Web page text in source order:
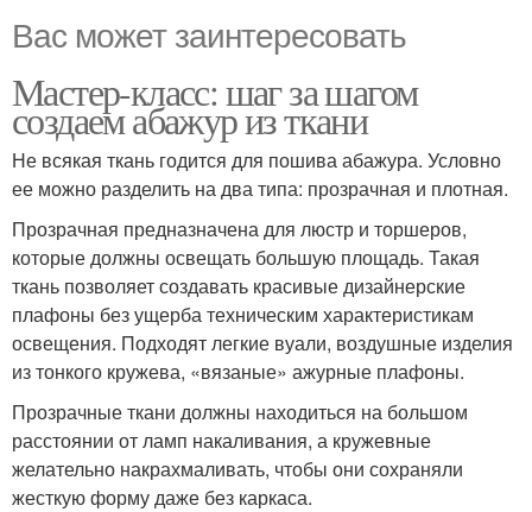
Вас может заинтересовать
Мастер-класс: шаг за шагом
создаем абажур из ткани
Не всякая ткань годится для пошива абажура. Условно
ее можно разделить на два типа: прозрачная и плотная.
Прозрачная предназначена для люстр и торшеров,
которые должны освещать большую площадь. Такая
ткань позволяет создавать красивые дизайнерские
плафоны без ущерба техническим характеристикам
освещения. Подходят легкие вуали, воздушные изделия
из тонкого кружева, «вязаные» ажурные плафоны.
Прозрачные ткани должны находиться на большом
расстоянии от ламп накаливания, а кружевные
желательно накрахмаливать, чтобы они сохраняли
жесткую форму даже без каркаса.